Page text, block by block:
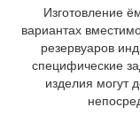
Изготовление
вариантах
резервуаров
специфические
изделия могут